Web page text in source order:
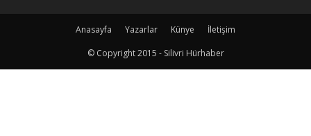
Anasayfa Yazarlar Künye
İletişim
© Copyright 2015 - Silivri Hürhaber